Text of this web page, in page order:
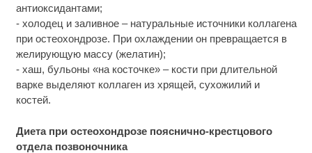
антиоксидантами;
- холодец и заливное – натуральные источники коллагена
при остеохондрозе. При охлаждении он превращается в
желирующую массу (желатин);
- хаш, бульоны «на косточке» – кости при длительной
варке выделяют коллаген из хрящей, сухожилий и
костей.
Диета при остеохондрозе пояснично-крестцового
отдела позвоночника